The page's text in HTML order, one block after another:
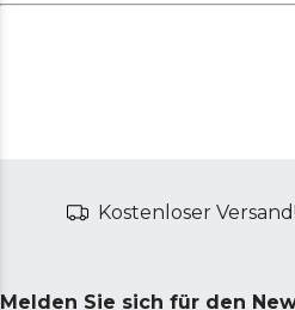
Kostenloser Versand!
Melden Sie sich für den